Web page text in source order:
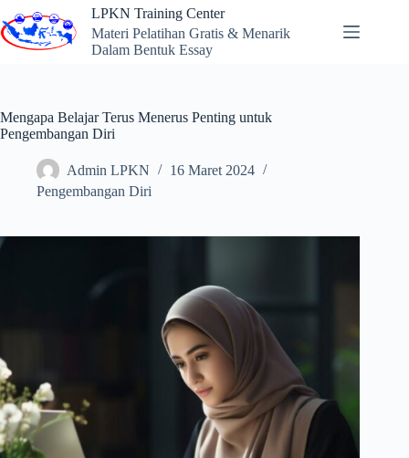
to
content
LPKN Training Center
Materi Pelatihan Gratis & Menarik
Dalam Bentuk Essay
Mengapa Belajar Terus Menerus Penting untuk
Pengembangan Diri
Admin LPKN
16 Maret 2024
Pengembangan Diri